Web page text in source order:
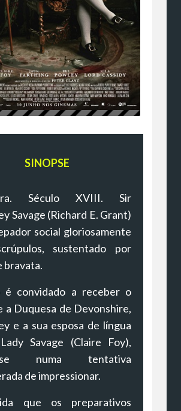
SINOPSE
Século XVIII. Sir
Savage (Richard E. Grant)
social gloriosamente
sustentado por
bravata.
é convidado a receber o
a Duquesa de Devonshire,
e a sua esposa de língua
Savage (Claire Foy),
se numa tentativa
de impressionar.
que os preparativos